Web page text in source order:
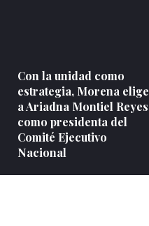
Con la unidad como
estrategia, Morena elige
a Ariadna Montiel Reyes
como presidenta del
Comité Ejecutivo
Nacional